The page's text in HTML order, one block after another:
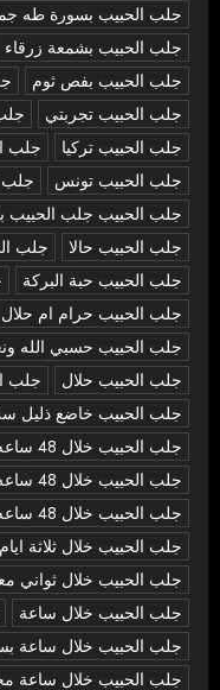
جلب الحبيب بسورة طه
جلب الحبيب بشمعة زرقاء
جلب الحبيب بفص ثوم
جلب الحبيب تجربتي
جلب الحبيب تركيا
جلب
جلب الحبيب تونس
جلب
جلب الحبيب جلب الحبيب
جلب الحبيب حالا
جلب
جلب الحبيب حبة البركة
جلب الحبيب حرام ام حلال
جلب الحبيب حسبي الله
جلب الحبيب حلال
جلب
جلب الحبيب خاضع ذليل
جلب الحبيب خلال 48 ساعه
جلب الحبيب خلال 48 ساعه بالقران الكريم
جلب الحبيب خلال 48 ساعه باية الكرسي
جلب الحبيب خلال ثلاثة ايام
جلب الحبيب خلال ثواني
جلب الحبيب خلال ساعة
جلب الحبيب خلال ساعة
جلب الحبيب خلال ساعة